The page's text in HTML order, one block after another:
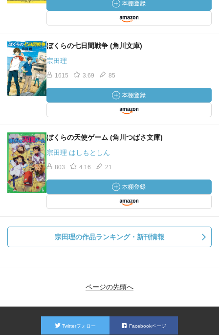
ぼくらの七日間戦争 (角川文庫)
宗田理
1615 3.69 85
ぼくらの天使ゲーム (角川つばさ文庫)
宗田理 はしもとしん
803 4.16 21
宗田理の作品ランキング・新刊情報
ページの先頭へ
Twitterフォロー Facebookページ